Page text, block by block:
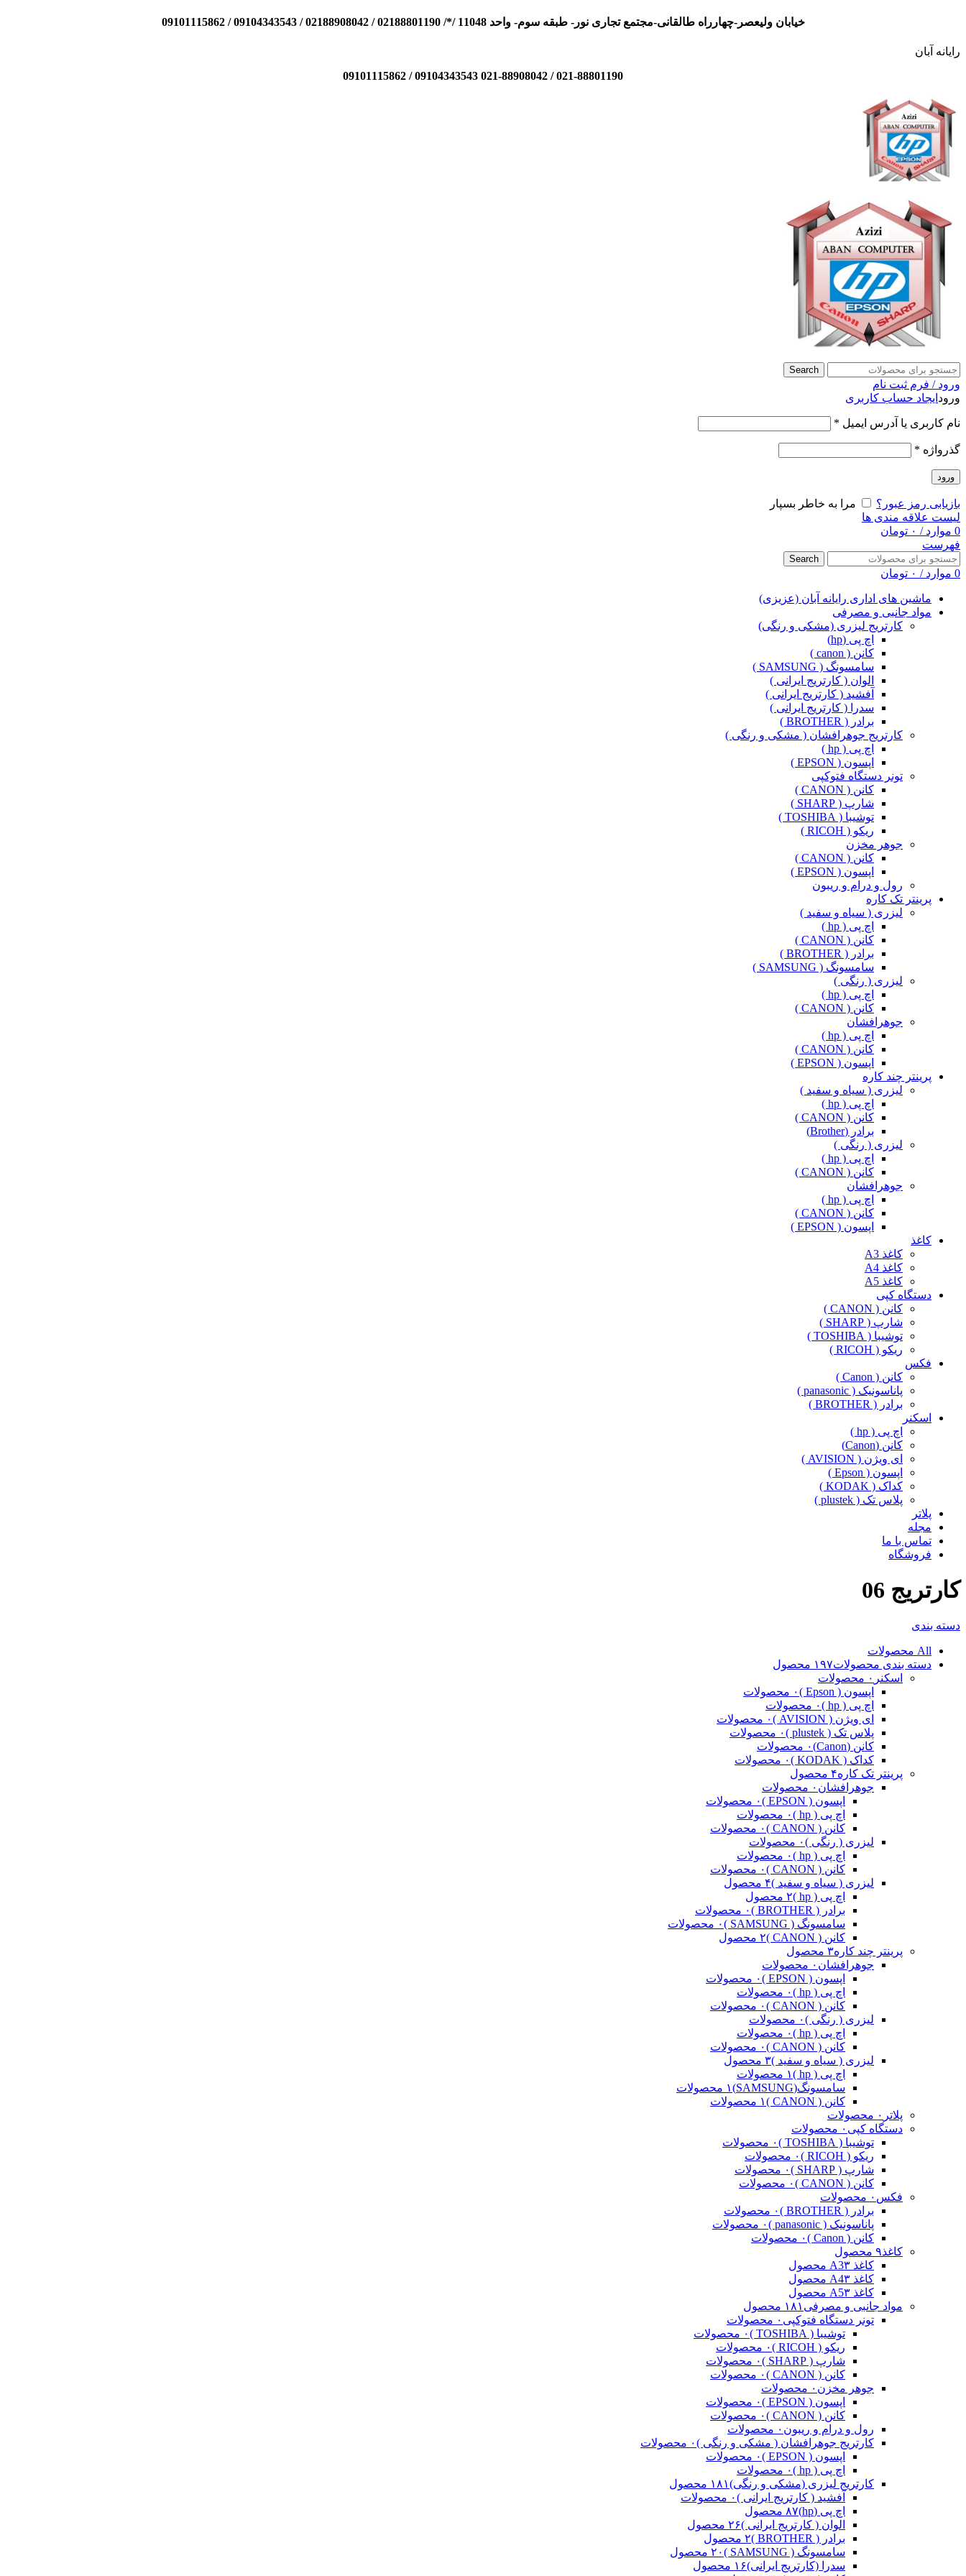
خیابان ولیعصر-چهارراه طالقانی-مجتمع تجاری نور- طبقه سوم- واحد 11048 /*/ 02188801190 / 02188908042 / 09104343543 / 09101115862
رایانه آبان
021-88801190 / 021-88908042 09104343543 / 09101115862
Search
ورود / فرم ثبت نام
ورود ایجاد حساب کاربری
نام کاربری یا آدرس ایمیل *
گذرواژه *
ورود
بازیابی رمز عبور؟
مرا به خاطر بسپار
لیست علاقه مندی ها
0 موارد / ۰ تومان
فهرست
Search
0 موارد / ۰ تومان
ماشین های اداری رایانه آبان (عزیزی)
مواد جانبی و مصرفی
کارتریج لیزری (مشکی و رنگی)
اچ پی (hp)
کانن ( canon )
سامسونگ ( SAMSUNG )
الوان ( کارتریج ایرانی )
آفشید ( کارتریج ایرانی )
سدرا ( کارتریج ایرانی )
برادر ( BROTHER )
کارتریج جوهرافشان ( مشکی و رنگی )
اچ پی ( hp )
اپسون ( EPSON )
تونر دستگاه فتوکپی
کانن ( CANON )
شارپ ( SHARP )
توشیبا ( TOSHIBA )
ریکو ( RICOH )
جوهر مخزن
کانن ( CANON )
اپسون ( EPSON )
رول و درام و ریبون
پرینتر تک کاره
لیزری ( سیاه و سفید )
اچ پی ( hp )
کانن ( CANON )
برادر ( BROTHER )
سامسونگ ( SAMSUNG )
لیزری ( رنگی )
اچ پی ( hp )
کانن ( CANON )
جوهرافشان
اچ پی ( hp )
کانن ( CANON )
اپسون ( EPSON )
پرینتر چند کاره
لیزری ( سیاه و سفید )
اچ پی ( hp )
کانن ( CANON )
برادر (Brother)
لیزری ( رنگی )
اچ پی ( hp )
کانن ( CANON )
جوهرافشان
اچ پی ( hp )
کانن ( CANON )
اپسون ( EPSON )
کاغذ
کاغذ A3
کاغذ A4
کاغذ A5
دستگاه کپی
کانن ( CANON )
شارپ ( SHARP )
توشیبا ( TOSHIBA )
ریکو ( RICOH )
فکس
کانن ( Canon )
پاناسونیک ( panasonic )
برادر ( BROTHER )
اسکنر
اچ پی ( hp )
کانن (Canon)
ای ویژن ( AVISION )
اپسون ( Epson )
کداک ( KODAK )
پلاس تک ( plustek )
پلاتر
مجله
تماس با ما
فروشگاه
کارتریج 06
دسته بندی
All محصولات
دسته بندی محصولات۱۹۷ محصول
اسکنر ۰ محصولات
اپسون ( Epson )
۰ محصولات
اچ پی ( hp )
۰ محصولات
ای ویژن ( AVISION )
۰ محصولات
پلاس تک ( plustek )
۰ محصولات
کانن (Canon)
۰ محصولات
کداک ( KODAK )
۰ محصولات
پرینتر تک کاره۴ محصول
جوهرافشان ۰ محصولات
اپسون ( EPSON )
۰ محصولات
اچ پی ( hp )
۰ محصولات
کانن ( CANON )
۰ محصولات
لیزری ( رنگی )۰ محصولات
اچ پی ( hp )
۰ محصولات
کانن ( CANON )
۰ محصولات
لیزری ( سیاه و سفید )۴ محصول
اچ پی ( hp )
۲ محصول
برادر ( BROTHER )
۰ محصولات
سامسونگ ( SAMSUNG )
۰ محصولات
کانن ( CANON )
۲ محصول
پرینتر چند کاره۳ محصول
جوهرافشان ۰ محصولات
اپسون ( EPSON )
۰ محصولات
اچ پی ( hp )
۰ محصولات
کانن ( CANON )
۰ محصولات
لیزری ( رنگی )۰ محصولات
اچ پی ( hp )
۰ محصولات
کانن ( CANON )
۰ محصولات
لیزری ( سیاه و سفید )۳ محصول
اچ پی ( hp )
۱ محصولات
سامسونگ(SAMSUNG)
۱ محصولات
کانن ( CANON )
۱ محصولات
پلاتر ۰ محصولات
دستگاه کپی ۰ محصولات
توشیبا ( TOSHIBA )
۰ محصولات
ریکو ( RICOH )
۰ محصولات
شارپ ( SHARP )
۰ محصولات
کانن ( CANON )
۰ محصولات
فکس ۰ محصولات
برادر ( BROTHER )
۰ محصولات
پاناسونیک ( panasonic )
۰ محصولات
کانن ( Canon )
۰ محصولات
کاغذ۹ محصول
کاغذ A3 ۳ محصول
کاغذ A4 ۳ محصول
کاغذ A5 ۳ محصول
مواد جانبی و مصرفی ۱۸۱ محصول
تونر دستگاه فتوکپی ۰ محصولات
توشیبا ( TOSHIBA )
۰ محصولات
ریکو ( RICOH )
۰ محصولات
شارپ ( SHARP )
۰ محصولات
کانن ( CANON )
۰ محصولات
جوهر مخزن ۰ محصولات
اپسون ( EPSON )
۰ محصولات
کانن ( CANON )
۰ محصولات
رول و درام و ریبون ۰ محصولات
کارتریج جوهرافشان ( مشکی و رنگی )۰ محصولات
اپسون ( EPSON )
۰ محصولات
اچ پی ( hp )
۰ محصولات
کارتریج لیزری (مشکی و رنگی)۱۸۱ محصول
آفشید ( کارتریج ایرانی )۰ محصولات
اچ پی (hp)
۸۷ محصول
الوان ( کارتریج ایرانی )۲۶ محصول
برادر ( BROTHER )
۲ محصول
سامسونگ ( SAMSUNG )
۲۰ محصول
سدرا (کارتریج ایرانی)۱۶ محصول